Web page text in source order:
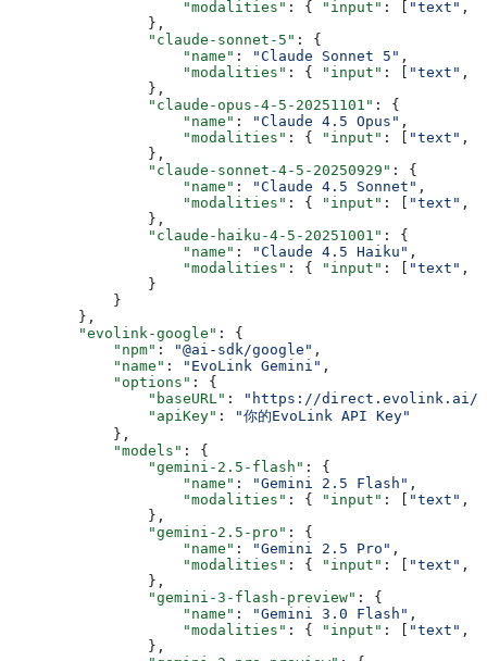
                    "modalities"
: { "input" : [ "text" ,
                },
                "claude-sonnet-5"
: {
                    "name"
: "Claude Sonnet 5" ,
                    "modalities"
: { "input" : [ "text" ,
                },
                "claude-opus-4-5-20251101"
: {
                    "name"
: "Claude 4.5 Opus" ,
                    "modalities"
: { "input" : [ "text" ,
                },
                "claude-sonnet-4-5-20250929"
: {
                    "name"
: "Claude 4.5 Sonnet" ,
                    "modalities"
: { "input" : [ "text" ,
                },
                "claude-haiku-4-5-20251001"
: {
                    "name"
: "Claude 4.5 Haiku" ,
                    "modalities"
: { "input" : [ "text" ,
                }
            }
        },
        "evolink-google"
: {
            "npm"
: "@ai-sdk/google" ,
            "name"
: "EvoLink Gemini" ,
            "options"
: {
                "baseURL"
:
"https://direct.evolink.ai/
                "apiKey"
:
"你的EvoLink API Key"
            },
            "models"
: {
                "gemini-2.5-flash"
: {
                    "name"
: "Gemini 2.5 Flash" ,
                    "modalities"
: { "input" : [ "text" ,
                },
                "gemini-2.5-pro"
: {
                    "name"
: "Gemini 2.5 Pro" ,
                    "modalities"
: { "input" : [ "text" ,
                },
                "gemini-3-flash-preview"
: {
                    "name"
: "Gemini 3.0 Flash" ,
                    "modalities"
: { "input" : [ "text" ,
                },